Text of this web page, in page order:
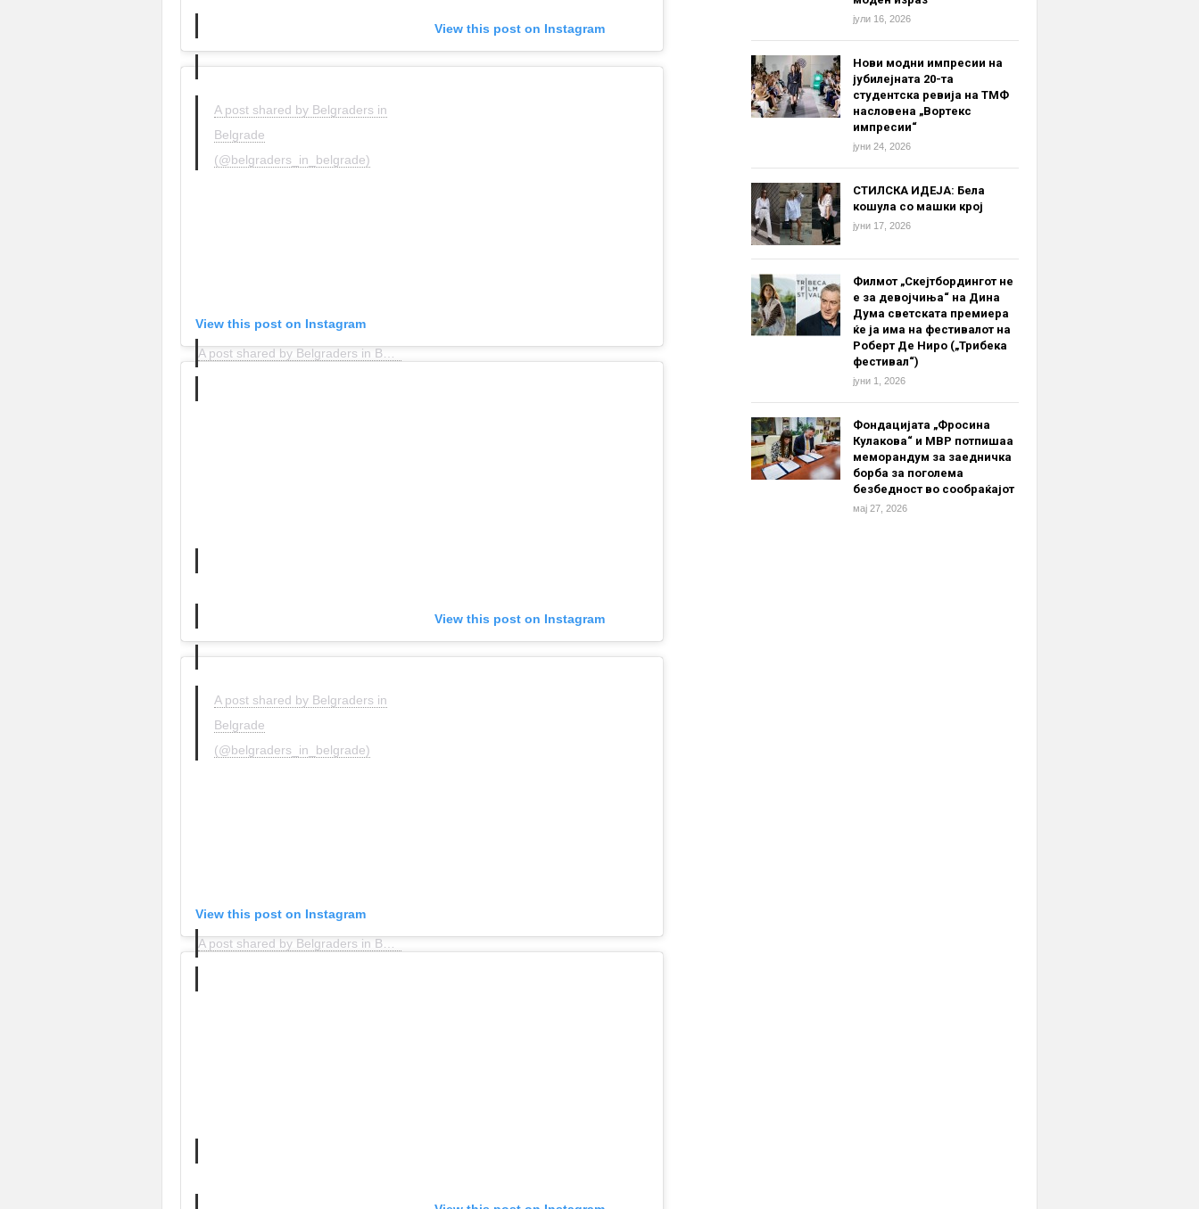
View this post on Instagram
A post shared by Belgraders in
Belgrade
(@belgraders_in_belgrade)
View this post on Instagram
View this post on Instagram
A post shared by Belgraders in
Belgrade
(@belgraders_in_belgrade)
View this post on Instagram
A post shared by Belgraders in Belgrade (@belgraders_in_belgrade)
јули 16, 2026
Нови модни импресии на
јубилејната 20-та
студентска ревија на ТМФ
насловена „Вортекс
импресии“
јуни 24, 2026
СТИЛСКА ИДЕЈА: Бела
кошула со машки крој
јуни 17, 2026
Филмот „Скејтбордингот не
е за девојчиња“ на Дина
Дума светската премиера
ќе ја има на фестивалот на
Роберт Де Ниро („Трибека
фестивал“)
јуни 1, 2026
Фондацијата „Фросина
Кулакова“ и МВР потпишаа
меморандум за заедничка
борба за поголема
безбедност во сообраќајот
мај 27, 2026